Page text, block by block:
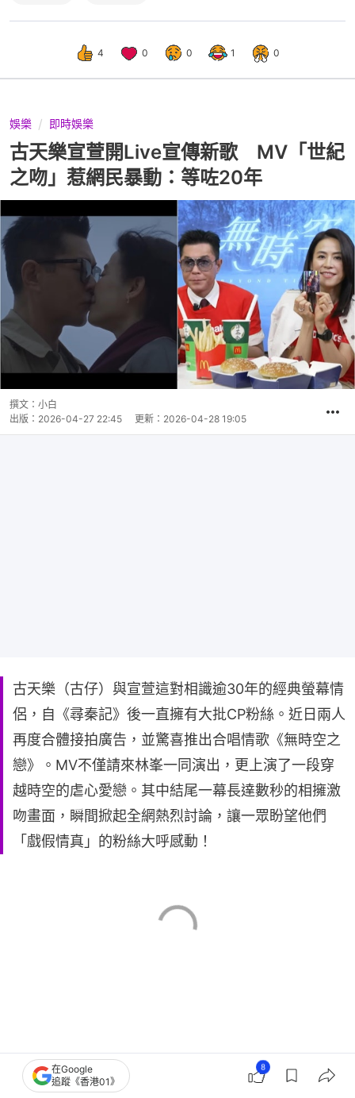
4 0 0 1 0
娛樂 即時娛樂
古天樂宣萱開Live宣傳新歌 MV「世紀
之吻」惹網民暴動：等咗20年
撰文： 小白
出版： 2026-04-27 22:45 更新： 2026-04-28 19:05
古天樂（古仔）與宣萱這對相識逾30年的經典螢幕情
侶，自《尋秦記》後一直擁有大批CP粉絲。近日兩人
再度合體接拍廣告，並驚喜推出合唱情歌《無時空之
戀》。MV不僅請來林峯一同演出，更上演了一段穿
越時空的虐心愛戀。其中結尾一幕長達數秒的相擁激
吻畫面，瞬間掀起全網熱烈討論，讓一眾盼望他們
「戲假情真」的粉絲大呼感動！
在Google
追蹤《香港01》
8